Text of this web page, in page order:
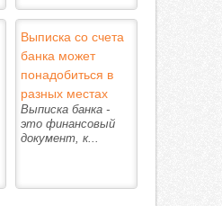
Выписка со счета
банка может
понадобиться в
разных местах
Выписка банка -
это финансовый
документ, к...